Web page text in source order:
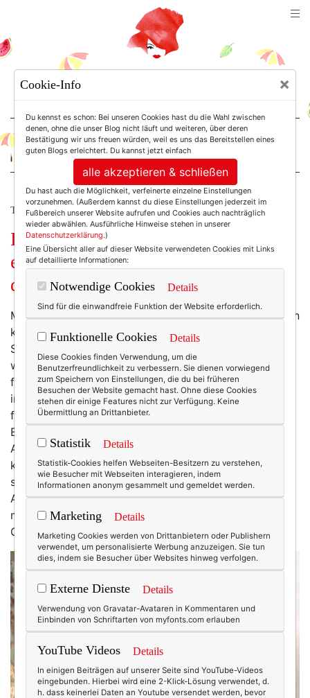
For Women. Not Girls.
TEXTERELLA LIEST.
Leseliste 2018 (1): von Abenteuern,
einer “City on Fire” und Mücken an
der Wand.
Mein Haus ist voller Bücher. Überall liegen sie herum, in
kleineren und größeren Stapeln. Im Wohnzimmer,
Schlafzimmer, Büro. Ja, ich liebe Bücher ebenso sehr
wie Lippenstifte und Taschen. Nein: mehr. Es vergeht
fast keine Woche, ohne dass ich ein neues Buch kaufe,
in Buchläden kann ich mich stundenlang aufhalten und
festlesen … Tja, das ist die gute Seite meiner Liebe zu
Büchern. Die schlechte ist: Es gibt Internet und
Amazon Prime und der Tag hat nur 24 Stunden. Du
kennst doch sicherlich das Lied „Video killed the radio
star“? Ein wenig ist es so auch bei mir: All die
Ablenkungen und Möglichkeiten, die die digitale Welt
mit sich bringen, haben meine Leselust auf dem
Gewissen.
Cookie-Info ×
Du kennst es schon: Bei unseren Cookies hast du die Wahl zwischen
denen, ohne die unser Blog nicht läuft und weiteren, über deren
Bestätigung wir uns freuen würden, weil es uns das Bereitstellen eines
guten Blogs erleichtert. Du kannst jetzt einfach
alle akzeptieren & schließen
Du hast auch die Möglichkeit, verfeinerte einzelne Einstellungen
vorzunehmen. (Außerdem kannst du diese Einstellungen jederzeit im
Fußbereich unserer Website aufrufen und Cookies auch nachträglich
wieder abwählen. Ausführliche Hinweise stehen in unserer
Datenschutzerklärung.)
Eine Übersicht aller auf dieser Website verwendeten Cookies mit Links
auf detaillierte Informationen:
Notwendige Cookies Details
Sind für die einwandfreie Funktion der Website erforderlich.
Funktionelle Cookies Details
Diese Cookies finden Verwendung, um die
Benutzerfreundlichkeit zu verbessern. Sie dienen vorwiegend
zum Speichern von Einstellungen, die du bei früheren
Besuchen der Website gemacht hast. Ohne diese Cookies
stehen dir einige Features nicht zur Verfügung. Keine
Übermittlung an Drittanbieter.
Statistik Details
Statistik-Cookies helfen Webseiten-Besitzern zu verstehen,
wie Besucher mit Webseiten interagieren, indem
Informationen anonym gesammelt und gemeldet werden.
Marketing Details
Marketing Cookies werden von Drittanbietern oder Publishern
verwendet, um personalisierte Werbung anzuzeigen. Sie tun
dies, indem sie Besucher über Websites hinweg verfolgen.
Externe Dienste Details
Verwendung von Gravatar-Avataren in Kommentaren und
Einbinden von Schriftarten von myfonts.com erlauben
YouTube Videos Details
In einigen Beiträgen auf unserer Seite sind YouTube-Videos
eingebunden. Hierbei wird eine 2-Klick-Lösung verwendet, d.
h. dass keinerlei Daten an Youtube versendet werden, bevor